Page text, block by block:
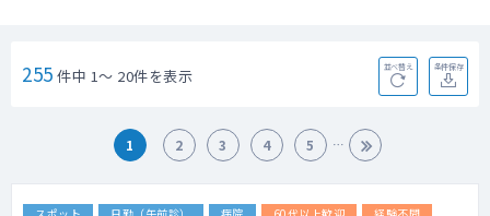
255 件中 1～ 20件を表示 並べ替え 条件保存
1 2 3 4 5
スポット 日勤（午前診） 病院 60代以上歓迎
経験不問